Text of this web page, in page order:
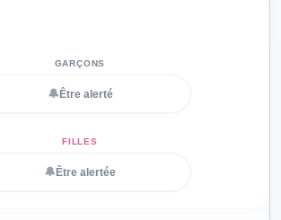
🔔 Être alerté
🔔 Être alertée